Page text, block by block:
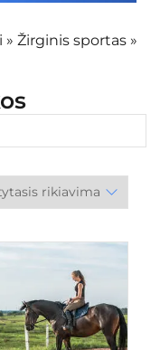
» Žirginis sportas »